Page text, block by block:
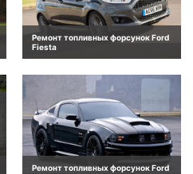
Ремонт топливных форсунок Ford
Fiesta
Ремонт топливных форсунок Ford